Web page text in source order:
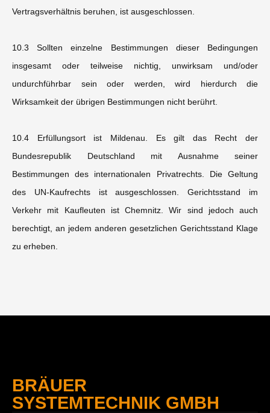
Vertragsverhältnis beruhen, ist ausgeschlossen.
10.3 Sollten einzelne Bestimmungen dieser Bedingungen
insgesamt oder teilweise nichtig, unwirksam und/oder
undurchführbar sein oder werden, wird hierdurch die
Wirksamkeit der übrigen Bestimmungen nicht berührt.
10.4 Erfüllungsort ist Mildenau. Es gilt das Recht der
Bundesrepublik Deutschland mit Ausnahme seiner
Bestimmungen des internationalen Privatrechts. Die Geltung
des UN-Kaufrechts ist ausgeschlossen. Gerichtsstand im
Verkehr mit Kaufleuten ist Chemnitz. Wir sind jedoch auch
berechtigt, an jedem anderen gesetzlichen Gerichtsstand Klage
zu erheben.
BRÄUER
SYSTEMTECHNIK GMBH